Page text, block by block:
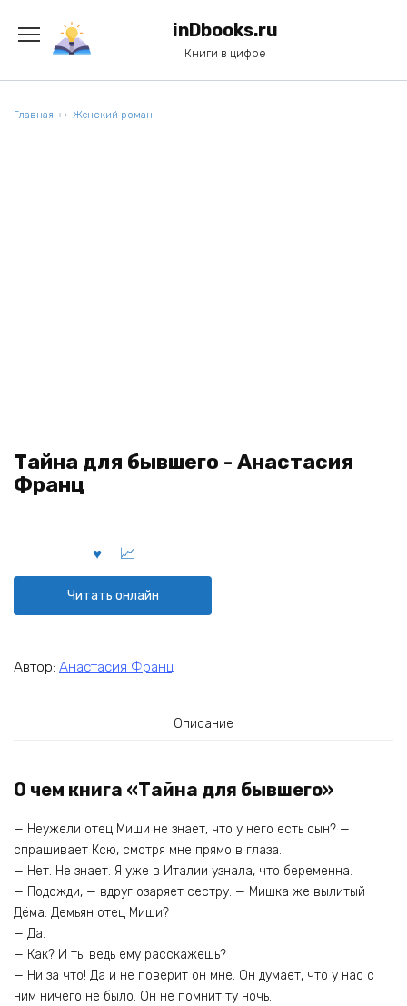
содержанию
inDbooks.ru
Книги в цифре
Главная Женский роман
Тайна для бывшего - Анастасия
Франц
Читать онлайн
Автор: Анастасия Франц
Описание
О чем книга «Тайна для бывшего»
— Неужели отец Миши не знает, что у него есть сын? —
спрашивает Ксю, смотря мне прямо в глаза.
— Нет. Не знает. Я уже в Италии узнала, что беременна.
— Подожди, — вдруг озаряет сестру. — Мишка же вылитый
Дёма. Демьян отец Миши?
— Да.
— Как? И ты ведь ему расскажешь?
— Ни за что! Да и не поверит он мне. Он думает, что у нас с
ним ничего не было. Он не помнит ту ночь.